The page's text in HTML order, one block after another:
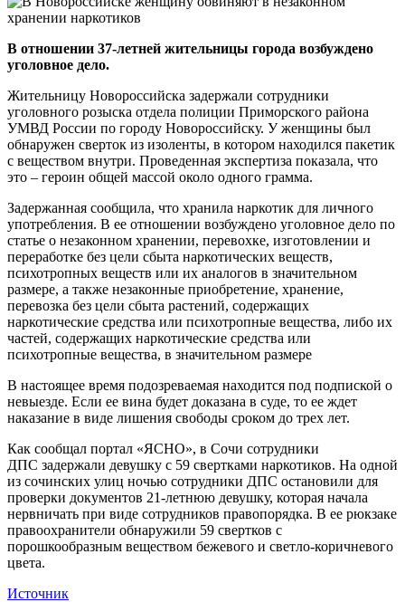
В отношении 37-летней жительницы города возбуждено
уголовное дело.
Жительницу Новороссийска задержали сотрудники
уголовного розыска отдела полиции Приморского района
УМВД России по городу Новороссийску. У женщины был
обнаружен сверток из изоленты, в котором находился пакетик
с веществом внутри. Проведенная экспертиза показала, что
это – героин общей массой около одного грамма.
Задержанная сообщила, что хранила наркотик для личного
употребления. В ее отношении возбуждено уголовное дело по
статье о незаконном хранении, перевохке, изготовлении и
переработке без цели сбыта наркотических веществ,
психотропных веществ или их аналогов в значительном
размере, а также незаконные приобретение, хранение,
перевозка без цели сбыта растений, содержащих
наркотические средства или психотропные вещества, либо их
частей, содержащих наркотические средства или
психотропные вещества, в значительном размере
В настоящее время подозреваемая находится под подпиской о
невыезде. Если ее вина будет доказана в суде, то ее ждет
наказание в виде лишения свободы сроком до трех лет.
Как сообщал портал «ЯСНО», в Сочи сотрудники
ДПС задержали девушку с 59 свертками наркотиков. На одной
из сочинских улиц ночью сотрудники ДПС остановили для
проверки документов 21-летнюю девушку, которая начала
нервничать при виде сотрудников правопорядка. В ее рюкзаке
правоохранители обнаружили 59 свертков с
порошкообразным веществом бежевого и светло-коричневого
цвета.
Источник